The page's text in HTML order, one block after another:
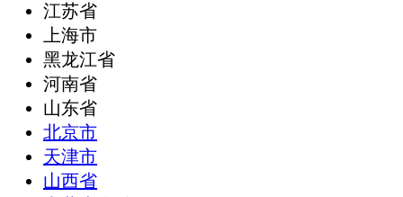
江苏省
上海市
黑龙江省
河南省
山东省
北京市
天津市
山西省